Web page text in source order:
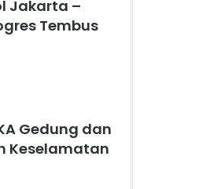
Jakarta –
Tembus
Gedung dan
Keselamatan